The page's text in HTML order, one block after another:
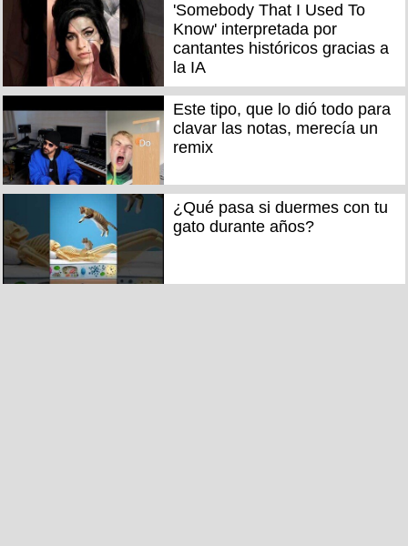
'Somebody That I Used To
Know' interpretada por
cantantes históricos gracias a
la IA
Este tipo, que lo dió todo para
clavar las notas, merecía un
remix
¿Qué pasa si duermes con tu
gato durante años?